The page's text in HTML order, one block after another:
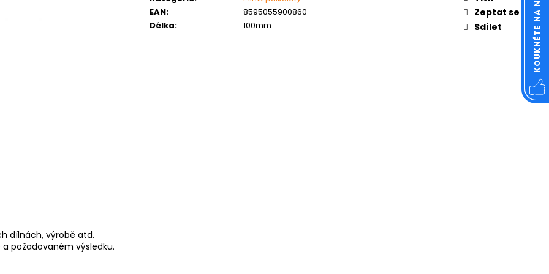
EAN:
8595055900860
Délka: 100mm
Zeptat se
Sdílet
dílnách, výrobě atd.
požadovaném výsledku.
ŠESTIHRANNÁ PRODLOUŽENÁ
PODLOŽKA PÉROVÁ ČTVERCOVÁ NEREZ